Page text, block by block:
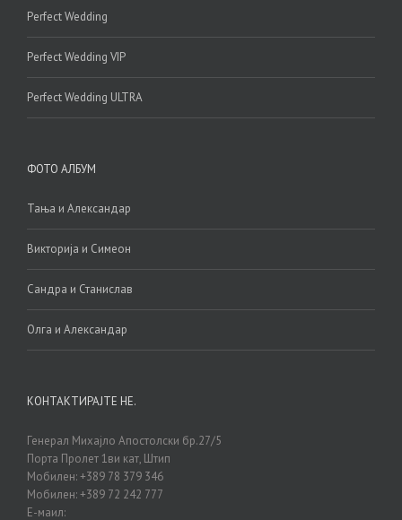
Perfect Wedding
Perfect Wedding VIP
Perfect Wedding ULTRA
ФОТО АЛБУМ
Тања и Александар
Викторија и Симеон
Сандра и Станислав
Олга и Александар
КОНТАКТИРАЈТЕ НЕ.
Генерал Михајло Апостолски бр.27/5
Порта Пролет 1ви кат, Штип
Мобилен: +389 78 379 346
Мобилен: +389 72 242 777
Е-маил: